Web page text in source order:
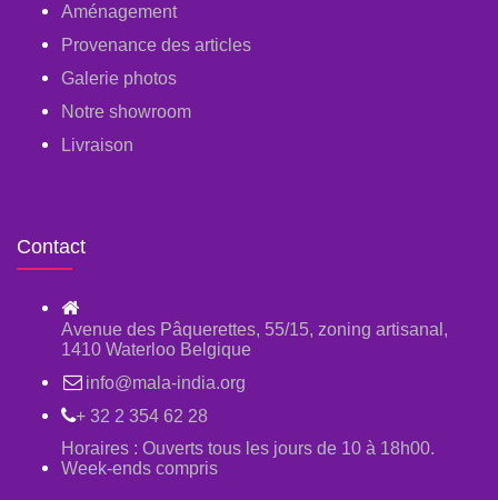
Aménagement
Provenance des articles
Galerie photos
Notre showroom
Livraison
Contact
Avenue des Pâquerettes, 55/15, zoning artisanal,
1410 Waterloo Belgique
info@mala-india.org
+ 32 2 354 62 28
Horaires : Ouverts tous les jours de 10 à 18h00.
Week-ends compris